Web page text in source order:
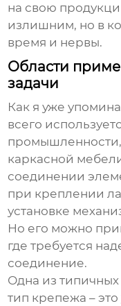
на свою
излишним, но в
время и нервы.
Области
задачи
Как я уже
всего
каркасной
соединении
при креплении
установке
Но его можно
где требуется
соединение.
Одна из типичных
тип крепежа –